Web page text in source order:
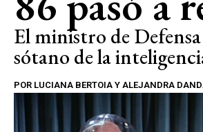
El ministro de
sótano de la
POR LUCIANA BERTOIA Y ALEJANDRA